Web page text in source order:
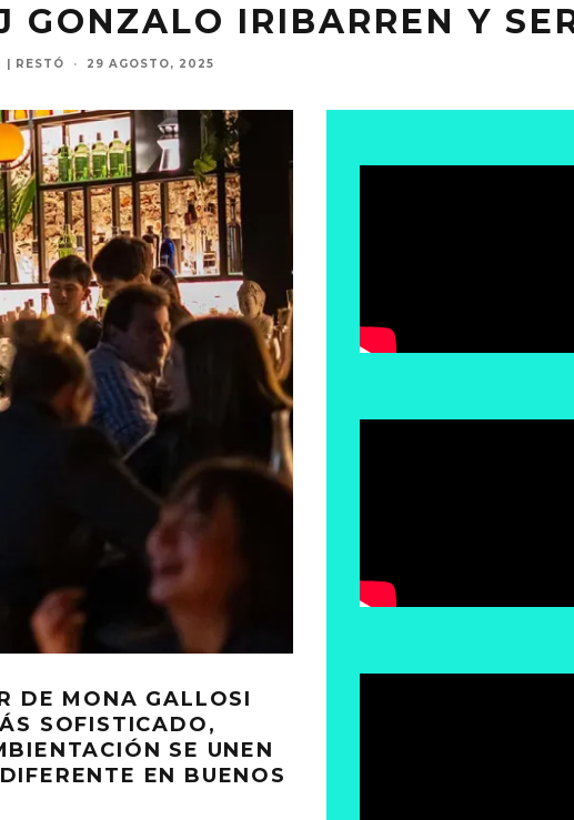
GONZALO IRIBARREN Y
| RESTÓ · 29 AGOSTO, 2025
DE MONA GALLOSI
SOFISTICADO,
SE UNEN
EN BUENOS